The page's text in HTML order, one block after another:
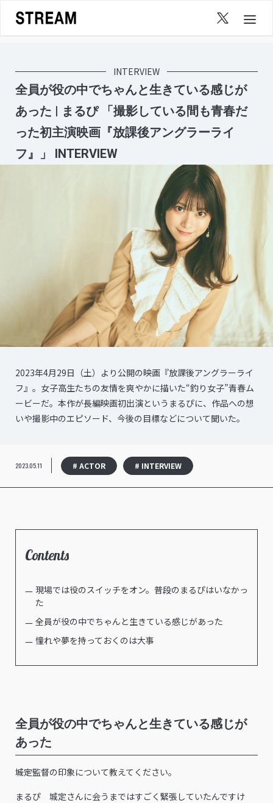
content
INTERVIEW
全員が役の中でちゃんと生きている感じが
あった | まるぴ 「撮影している間も青春だ
った初主演映画『放課後アングラーライ
フ』」 INTERVIEW
2023年4月29日（土）より公開の映画『放課後アングラーライ
フ』。女子高生たちの友情を爽やかに描いた“釣り女子”青春ム
ービーだ。本作が長編映画初出演というまるぴに、作品への想
いや撮影中のエピソード、今後の目標などについて聞いた。
2023.05.11 # ACTOR # INTERVIEW
Contents
現場では役のスイッチをオン。普段のまるぴはいなかっ
た
全員が役の中でちゃんと生きている感じがあった
憧れや夢を持っておくのは大事
全員が役の中でちゃんと生きている感じが
あった
――城定監督の印象について教えてください。
まるぴ 城定さんに会うまではすごく緊張していたんですけ